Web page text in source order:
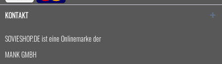
KONTAKT
SOVIESHOP.DE ist eine Onlinemarke der
MANK GMBH